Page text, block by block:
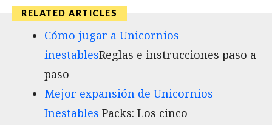
Cómo jugar a Unicornios
inestablesReglas e instrucciones paso a
paso
Mejor expansión de Unicornios
Inestables Packs: Los cinco